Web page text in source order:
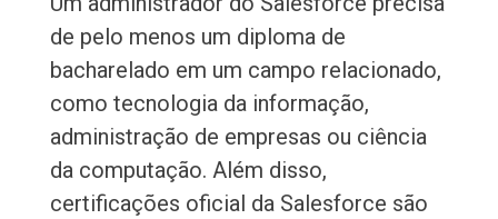
de pelo menos um diploma de
bacharelado em um campo relacionado,
como tecnologia da informação,
administração de empresas ou ciência
da computação. Além disso,
certificações oficial da Salesforce são